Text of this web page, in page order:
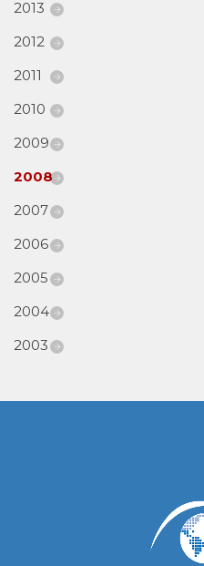
2013
2012
2011
2010
2009
2008
2007
2006
2005
2004
2003